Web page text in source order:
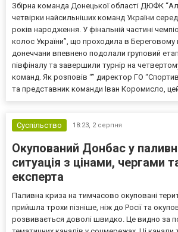
Збірна команда Донецької області ДЮФК
четвірки найсильніших команд України
років народження. У фінальній частині
колос України”, що проходила в Береговому
донеччани впевнено подолали груповий
півфіналу та завершили турнір на
команд. Як розповів “” директор ГО
та представник команди Іван Коромисло, цей
Суспільство 18:23, 2 серпня
Окупований Донбас у
ситуація з цінами, чергами
експерта
Паливна криза на тимчасово окуповані
прийшла трохи пізніше, ніж до Росії та
розвивається доволі швидко. Це видно за